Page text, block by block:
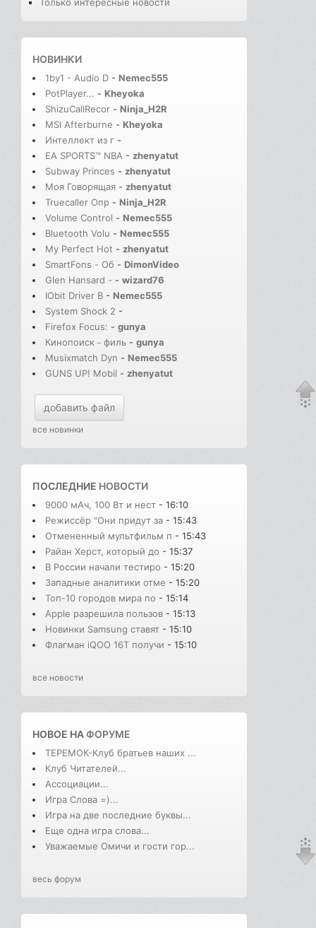
Только интересные новости
НОВИНКИ
1by1 - Audio D - Nemec555
PotPlayer... - Kheyoka
ShizuCallRecor - Ninja_H2R
MSI Afterburne - Kheyoka
Интеллект из г -
EA SPORTS™ NBA - zhenyatut
Subway Princes - zhenyatut
Моя Говорящая - zhenyatut
Truecaller Опр - Ninja_H2R
Volume Control - Nemec555
Bluetooth Volu - Nemec555
My Perfect Hot - zhenyatut
SmartFons - Об - DimonVideo
Glen Hansard - - wizard76
IObit Driver B - Nemec555
System Shock 2 -
Firefox Focus: - gunya
Кинопоиск－филь - gunya
Musixmatch Dyn - Nemec555
GUNS UP! Mobil - zhenyatut
добавить файл
все новинки
ПОСЛЕДНИЕ НОВОСТИ
9000 мАч, 100 Вт и нест - 16:10
Режиссёр "Они придут за - 15:43
Отмененный мультфильм п - 15:43
Райан Херст, который до - 15:37
В России начали тестиро - 15:20
Западные аналитики отме - 15:20
Топ-10 городов мира по - 15:14
Apple разрешила пользов - 15:13
Новинки Samsung ставят - 15:10
Флагман iQOO 16T получи - 15:10
все новости
НОВОЕ НАФОРУМЕ
ТЕРЕМОК-Клуб братьев наших ...
Клуб Читателей...
Ассоциации...
Игра Слова =)...
Игра на две последние буквы...
Еще одна игра слова...
Уважаемые Омичи и гости гор...
весь форум